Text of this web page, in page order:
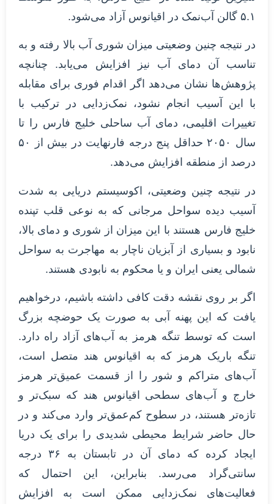
۵.۱ گالن آب‌نمک در اقیانوس آزاد می‌شود.
در نتیجه چنین وضعیتی میزان شوری آب بالا رفته و به
تناسب آن دمای آب نیز افزایش می‌یابد. چنانچه
پژوهش‌ها نشان می‌دهد اگر اقدام فوری برای مقابله
با این آسیب انجام نشود، نمک‌زدایی در ترکیب با
تغییرات اقلیمی، دمای آب ساحلی خلیج فارس را تا
سال ۲۰۵۰ حداقل پنج درجه فارنهایت در بیش از ۵۰
درصد از منطقه افزایش می‌دهد.
در نتیجه چنین وضعیتی، اکوسیستم دریایی به شدت
آسیب دیده سواحل مرجانی که به نوعی قلب تپنده
خلیج فارس هستند با این میزان از شوری و دمای بالا،
نابود و بسیاری از آبزیان ناچار به مهاجرت به سواحل
شمالی یعنی ایران و یا محکوم به نابودی هستند.
اگر بر روی نقشه دقت کافی داشته باشیم، درخواهیم
یافت که این پهنه آبی به صورت یک حوضچه بزرگ
است که توسط تنگه هرمز به آب‌های آزاد راه دارد.
تنگه باریک هرمز که به اقیانوس هند متصل است،
آب‌های متراکم و شور را از قسمت عمیق‌تر هرمز
خارج و آب‌های سطحی اقیانوس هند که سبک‌تر و
تازه‌تر هستند، در سطوح کم‌عمق‌تر وارد می‌کند و در
حال حاضر شرایط محیطی شدیدی را برای یک دریا
ایجاد کرده که دمای آن در تابستان به ۳۶ درجه
سانتی‌گراد می‌رسد. بنابراین، این احتمال که
فعالیت‌های نمک‌زدایی ممکن است به افزایش